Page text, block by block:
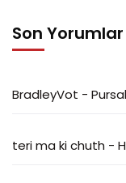
Son Yorumlar
BradleyVot -
teri ma ki chuth -